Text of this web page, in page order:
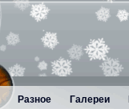
Разное Галереи